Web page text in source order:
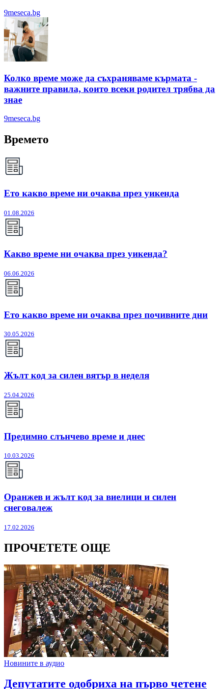
9meseca.bg
Колко време може да съхраняваме кърмата -
важните правила, които всеки родител трябва да
знае
9meseca.bg
Времето
Ето какво време ни очаква през уикенда
01.08.2026
Какво време ни очаква през уикенда?
06.06.2026
Ето какво време ни очаква през почивните дни
30.05.2026
Жълт код за силен вятър в неделя
25.04.2026
Предимно слънчево време и днес
10.03.2026
Оранжев и жълт код за виелици и силен
снеговалеж
17.02.2026
ПРОЧЕТЕТЕ ОЩЕ
Новините в аудио
Депутатите одобриха на първо четене